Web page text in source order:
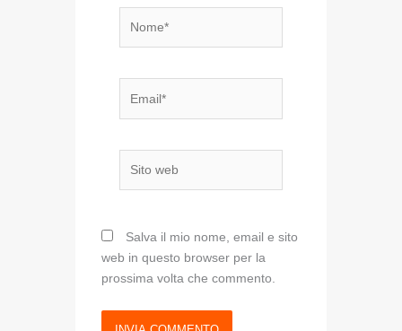
Salva il mio nome, email e sito
web in questo browser per la
prossima volta che commento.